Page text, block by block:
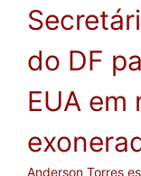
do DF
EUA em
Anderson Torres